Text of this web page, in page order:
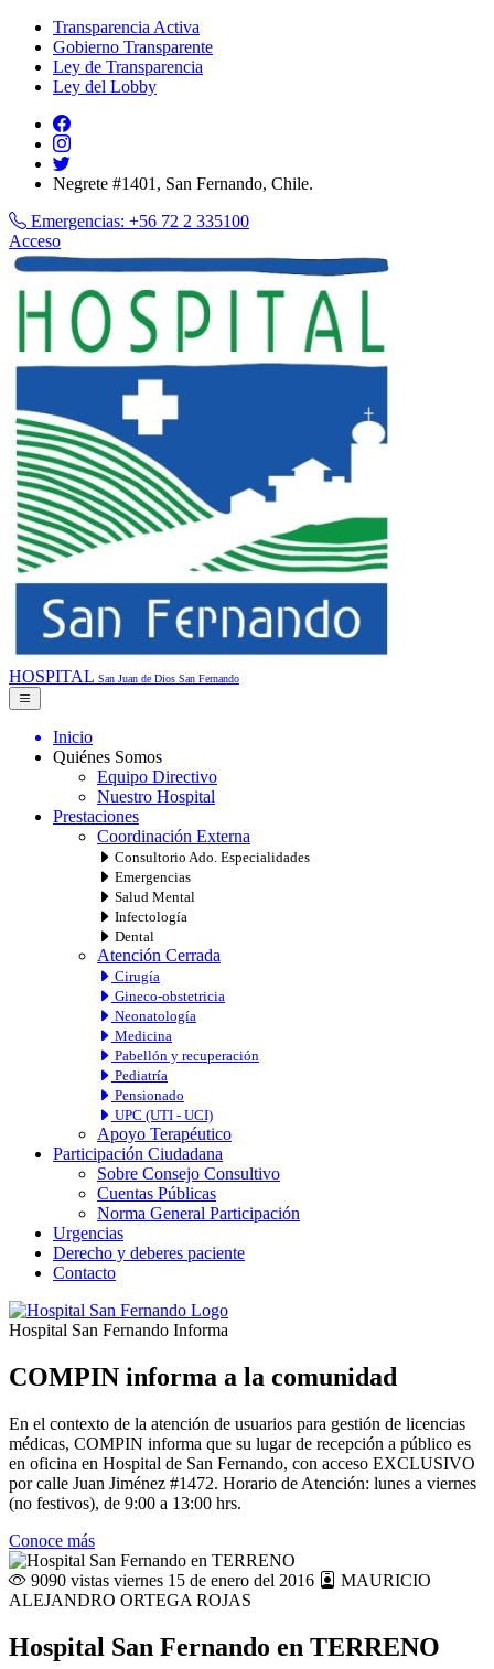
Transparencia Activa
Gobierno Transparente
Ley de Transparencia
Ley del Lobby
Negrete #1401, San Fernando, Chile.
Emergencias: +56 72 2 335100
Acceso
HOSPITAL San Juan de Dios San Fernando
Inicio
Quiénes Somos
Equipo Directivo
Nuestro Hospital
Prestaciones
Coordinación Externa
Consultorio Ado. Especialidades
Emergencias
Salud Mental
Infectología
Dental
Atención Cerrada
Cirugía
Gineco-obstetricia
Neonatología
Medicina
Pabellón y recuperación
Pediatría
Pensionado
UPC (UTI - UCI)
Apoyo Terapéutico
Participación Ciudadana
Sobre Consejo Consultivo
Cuentas Públicas
Norma General Participación
Urgencias
Derecho y deberes paciente
Contacto
Hospital San Fernando Informa
COMPIN informa a la comunidad
En el contexto de la atención de usuarios para gestión de licencias
médicas, COMPIN informa que su lugar de recepción a público es
en oficina en Hospital de San Fernando, con acceso EXCLUSIVO
por calle Juan Jiménez #1472. Horario de Atención: lunes a viernes
(no festivos), de 9:00 a 13:00 hrs.
Conoce más
9090 vistas viernes 15 de enero del 2016
MAURICIO
ALEJANDRO ORTEGA ROJAS
Hospital San Fernando en TERRENO